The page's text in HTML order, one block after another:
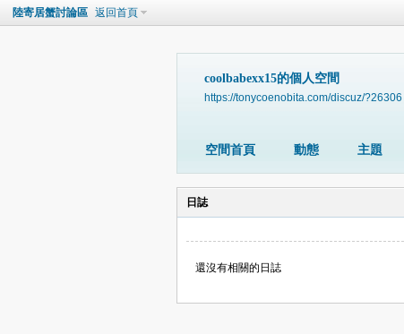
陸寄居蟹討論區 返回首頁
coolbabexx15的個人空間
https://tonycoenobita.com/discuz/?26306
空間首頁 動態 主題
日誌
還沒有相關的日誌